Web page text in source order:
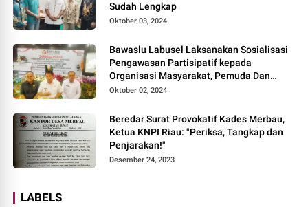
Sudah Lengkap
Oktober 03, 2024
Bawaslu Labusel Laksanakan Sosialisasi
Pengawasan Partisipatif kepada
Organisasi Masyarakat, Pemuda Dan
Agama Pada pilkada Serentak 2024
Oktober 02, 2024
Beredar Surat Provokatif Kades Merbau,
Ketua KNPI Riau: "Periksa, Tangkap dan
Penjarakan!"
Desember 24, 2023
LABELS